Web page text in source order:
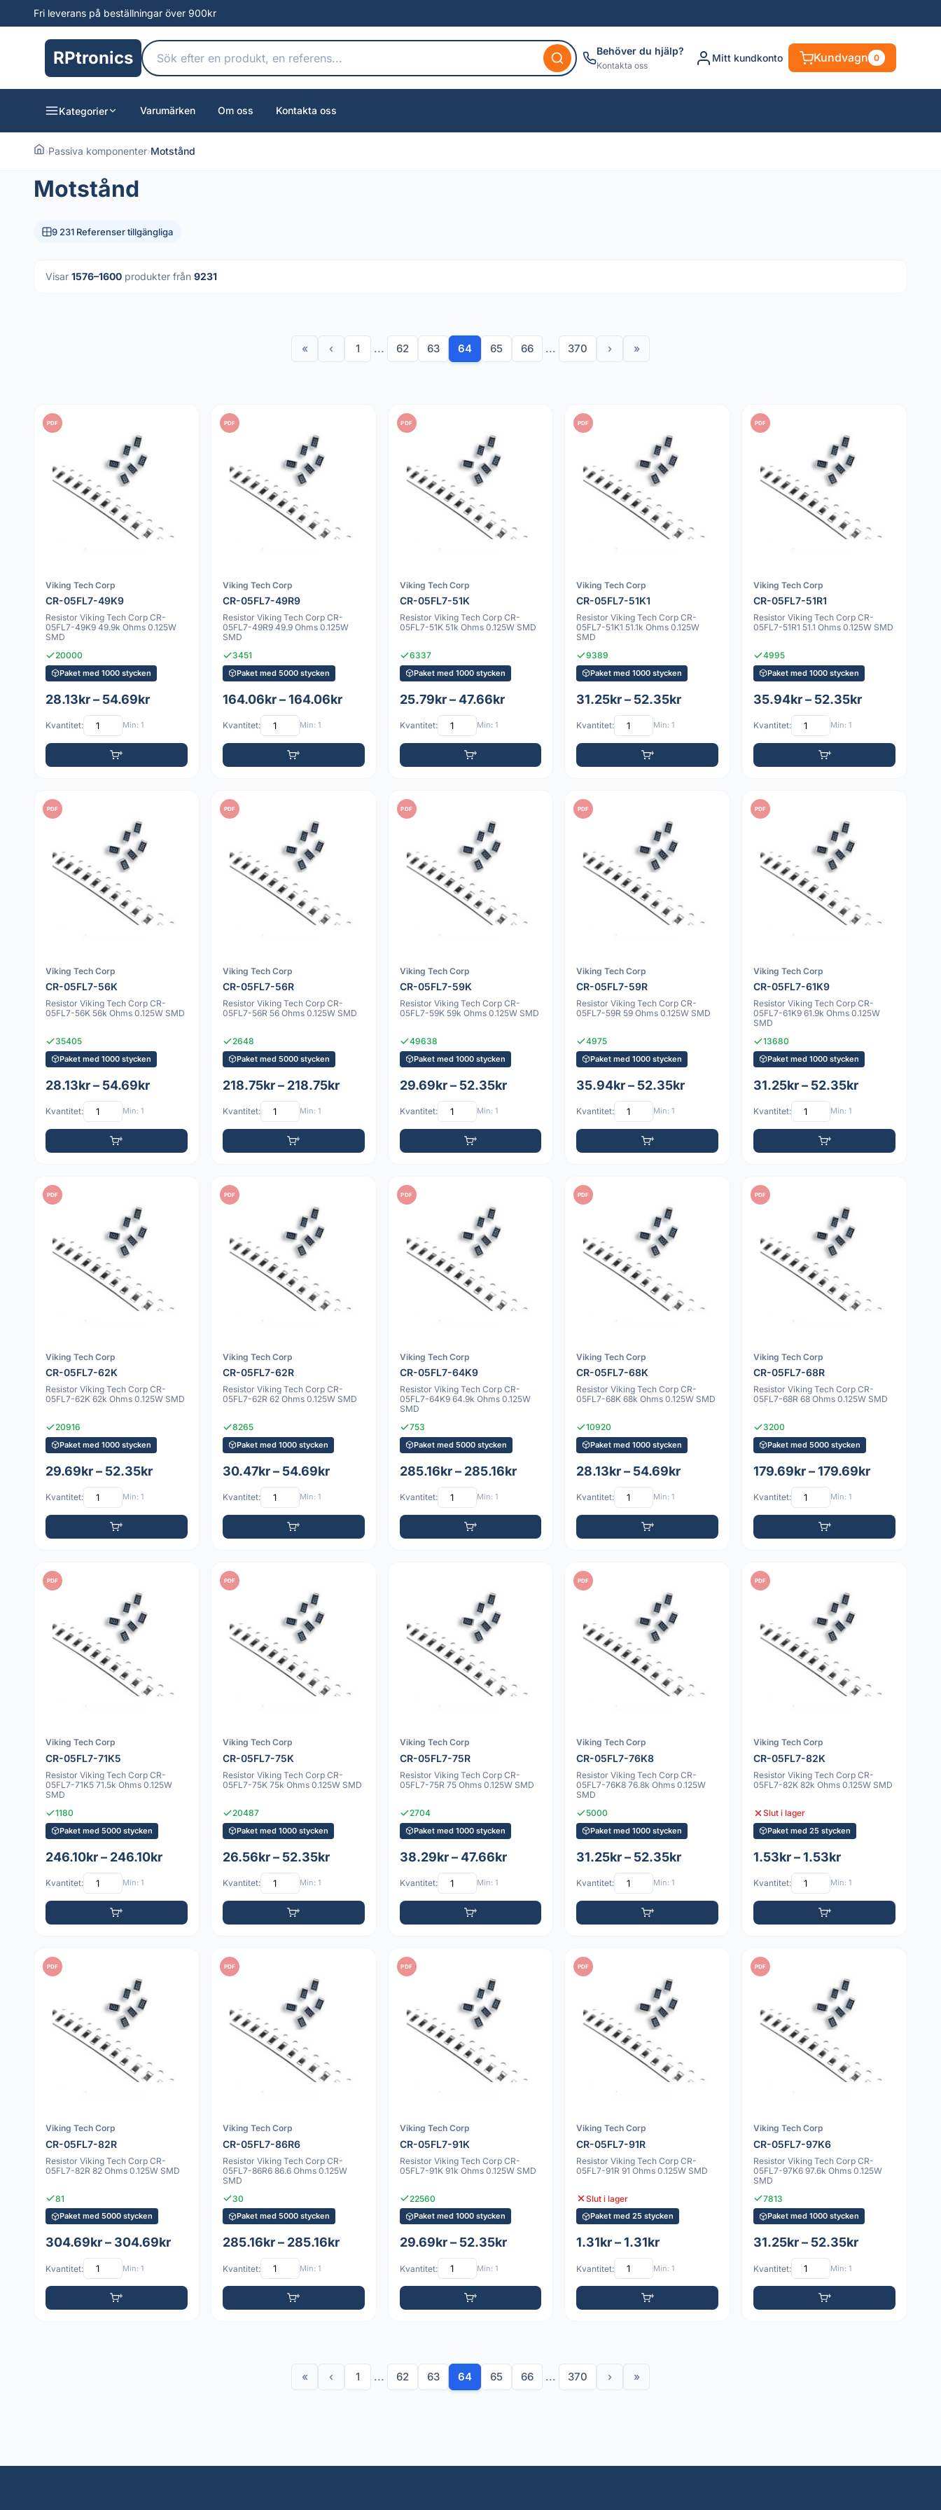
Fri leverans på beställningar över 900kr
RPtronics Behöver du hjälp?
Kontakta oss
Mitt kundkonto Kundvagn 0
Kategorier Varumärken Om oss Kontakta oss
›Passiva komponenter›Motstånd
Motstånd
9 231 Referenser tillgängliga
Visar 1576–1600 produkter från 9231
« ‹ 1 ... 62 63 64 65 66 ... 370 › »
PDF
Viking Tech Corp
CR-05FL7-49K9
Resistor Viking Tech Corp CR-
05FL7-49K9 49.9k Ohms 0.125W
SMD
20000
Paket med 1000 stycken
28.13kr – 54.69kr
Kvantitet: Min: 1
PDF
Viking Tech Corp
CR-05FL7-49R9
Resistor Viking Tech Corp CR-
05FL7-49R9 49.9 Ohms 0.125W
SMD
3451
Paket med 5000 stycken
164.06kr – 164.06kr
Kvantitet: Min: 1
PDF
Viking Tech Corp
CR-05FL7-51K
Resistor Viking Tech Corp CR-
05FL7-51K 51k Ohms 0.125W SMD
6337
Paket med 1000 stycken
25.79kr – 47.66kr
Kvantitet: Min: 1
PDF
Viking Tech Corp
CR-05FL7-51K1
Resistor Viking Tech Corp CR-
05FL7-51K1 51.1k Ohms 0.125W
SMD
9389
Paket med 1000 stycken
31.25kr – 52.35kr
Kvantitet: Min: 1
PDF
Viking Tech Corp
CR-05FL7-51R1
Resistor Viking Tech Corp CR-
05FL7-51R1 51.1 Ohms 0.125W SMD
4995
Paket med 1000 stycken
35.94kr – 52.35kr
Kvantitet: Min: 1
PDF
Viking Tech Corp
CR-05FL7-56K
Resistor Viking Tech Corp CR-
05FL7-56K 56k Ohms 0.125W SMD
35405
Paket med 1000 stycken
28.13kr – 54.69kr
Kvantitet: Min: 1
PDF
Viking Tech Corp
CR-05FL7-56R
Resistor Viking Tech Corp CR-
05FL7-56R 56 Ohms 0.125W SMD
2648
Paket med 5000 stycken
218.75kr – 218.75kr
Kvantitet: Min: 1
PDF
Viking Tech Corp
CR-05FL7-59K
Resistor Viking Tech Corp CR-
05FL7-59K 59k Ohms 0.125W SMD
49638
Paket med 1000 stycken
29.69kr – 52.35kr
Kvantitet: Min: 1
PDF
Viking Tech Corp
CR-05FL7-59R
Resistor Viking Tech Corp CR-
05FL7-59R 59 Ohms 0.125W SMD
4975
Paket med 1000 stycken
35.94kr – 52.35kr
Kvantitet: Min: 1
PDF
Viking Tech Corp
CR-05FL7-61K9
Resistor Viking Tech Corp CR-
05FL7-61K9 61.9k Ohms 0.125W
SMD
13680
Paket med 1000 stycken
31.25kr – 52.35kr
Kvantitet: Min: 1
PDF
Viking Tech Corp
CR-05FL7-62K
Resistor Viking Tech Corp CR-
05FL7-62K 62k Ohms 0.125W SMD
20916
Paket med 1000 stycken
29.69kr – 52.35kr
Kvantitet: Min: 1
PDF
Viking Tech Corp
CR-05FL7-62R
Resistor Viking Tech Corp CR-
05FL7-62R 62 Ohms 0.125W SMD
8265
Paket med 1000 stycken
30.47kr – 54.69kr
Kvantitet: Min: 1
PDF
Viking Tech Corp
CR-05FL7-64K9
Resistor Viking Tech Corp CR-
05FL7-64K9 64.9k Ohms 0.125W
SMD
753
Paket med 5000 stycken
285.16kr – 285.16kr
Kvantitet: Min: 1
PDF
Viking Tech Corp
CR-05FL7-68K
Resistor Viking Tech Corp CR-
05FL7-68K 68k Ohms 0.125W SMD
10920
Paket med 1000 stycken
28.13kr – 54.69kr
Kvantitet: Min: 1
PDF
Viking Tech Corp
CR-05FL7-68R
Resistor Viking Tech Corp CR-
05FL7-68R 68 Ohms 0.125W SMD
3200
Paket med 5000 stycken
179.69kr – 179.69kr
Kvantitet: Min: 1
PDF
Viking Tech Corp
CR-05FL7-71K5
Resistor Viking Tech Corp CR-
05FL7-71K5 71.5k Ohms 0.125W
SMD
1180
Paket med 5000 stycken
246.10kr – 246.10kr
Kvantitet: Min: 1
PDF
Viking Tech Corp
CR-05FL7-75K
Resistor Viking Tech Corp CR-
05FL7-75K 75k Ohms 0.125W SMD
20487
Paket med 1000 stycken
26.56kr – 52.35kr
Kvantitet: Min: 1
Viking Tech Corp
CR-05FL7-75R
Resistor Viking Tech Corp CR-
05FL7-75R 75 Ohms 0.125W SMD
2704
Paket med 1000 stycken
38.29kr – 47.66kr
Kvantitet: Min: 1
PDF
Viking Tech Corp
CR-05FL7-76K8
Resistor Viking Tech Corp CR-
05FL7-76K8 76.8k Ohms 0.125W
SMD
5000
Paket med 1000 stycken
31.25kr – 52.35kr
Kvantitet: Min: 1
PDF
Viking Tech Corp
CR-05FL7-82K
Resistor Viking Tech Corp CR-
05FL7-82K 82k Ohms 0.125W SMD
Slut i lager
Paket med 25 stycken
1.53kr – 1.53kr
Kvantitet: Min: 1
PDF
Viking Tech Corp
CR-05FL7-82R
Resistor Viking Tech Corp CR-
05FL7-82R 82 Ohms 0.125W SMD
81
Paket med 5000 stycken
304.69kr – 304.69kr
Kvantitet: Min: 1
PDF
Viking Tech Corp
CR-05FL7-86R6
Resistor Viking Tech Corp CR-
05FL7-86R6 86.6 Ohms 0.125W
SMD
30
Paket med 5000 stycken
285.16kr – 285.16kr
Kvantitet: Min: 1
PDF
Viking Tech Corp
CR-05FL7-91K
Resistor Viking Tech Corp CR-
05FL7-91K 91k Ohms 0.125W SMD
22560
Paket med 1000 stycken
29.69kr – 52.35kr
Kvantitet: Min: 1
PDF
Viking Tech Corp
CR-05FL7-91R
Resistor Viking Tech Corp CR-
05FL7-91R 91 Ohms 0.125W SMD
Slut i lager
Paket med 25 stycken
1.31kr – 1.31kr
Kvantitet: Min: 1
PDF
Viking Tech Corp
CR-05FL7-97K6
Resistor Viking Tech Corp CR-
05FL7-97K6 97.6k Ohms 0.125W
SMD
7813
Paket med 1000 stycken
31.25kr – 52.35kr
Kvantitet: Min: 1
« ‹ 1 ... 62 63 64 65 66 ... 370 › »